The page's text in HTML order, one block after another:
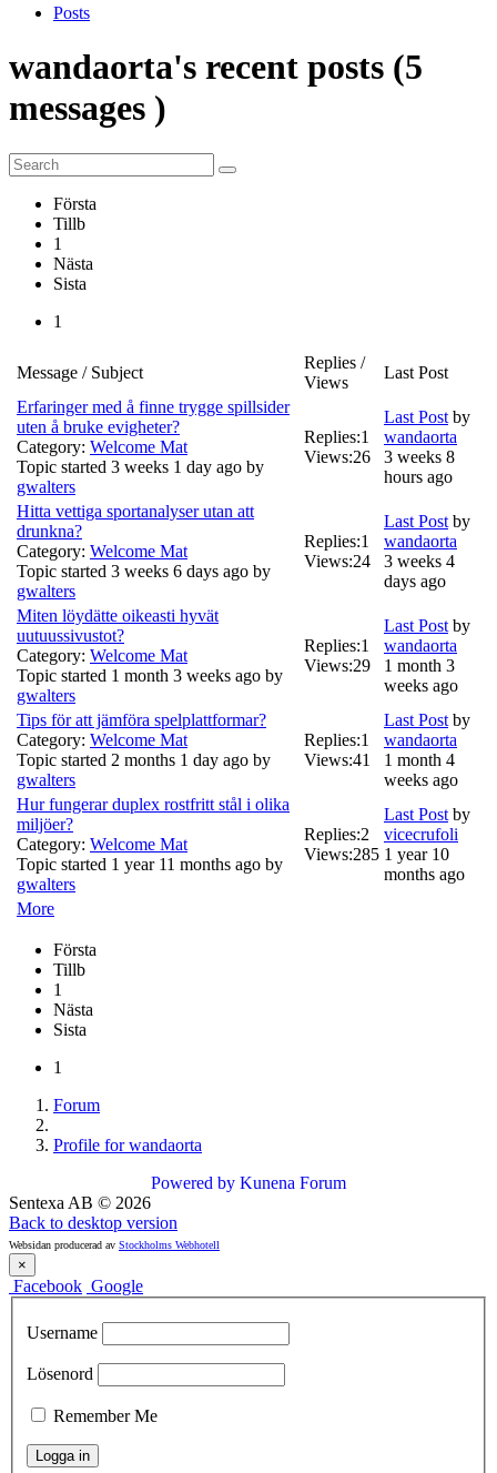
Posts
wandaorta's recent posts (5
messages )
Första
Tillb
1
Nästa
Sista
1
Message / Subject
Replies /
Views
Last Post
More
Erfaringer med å finne trygge spillsider
uten å bruke evigheter?
Category: Welcome Mat
Topic started 3 weeks 1 day ago by
gwalters
Replies:1
Views:26
Last Post by
wandaorta
3 weeks 8
hours ago
Hitta vettiga sportanalyser utan att
drunkna?
Category: Welcome Mat
Topic started 3 weeks 6 days ago by
gwalters
Replies:1
Views:24
Last Post by
wandaorta
3 weeks 4
days ago
Miten löydätte oikeasti hyvät
uutuussivustot?
Category: Welcome Mat
Topic started 1 month 3 weeks ago by
gwalters
Replies:1
Views:29
Last Post by
wandaorta
1 month 3
weeks ago
Tips för att jämföra spelplattformar?
Category: Welcome Mat
Topic started 2 months 1 day ago by
gwalters
Replies:1
Views:41
Last Post by
wandaorta
1 month 4
weeks ago
Hur fungerar duplex rostfritt stål i olika
miljöer?
Category: Welcome Mat
Topic started 1 year 11 months ago by
gwalters
Replies:2
Views:285
Last Post by
vicecrufoli
1 year 10
months ago
Första
Tillb
1
Nästa
Sista
1
Forum
Profile for wandaorta
Powered by Kunena Forum
Sentexa AB © 2026
Back to desktop version
Websidan producerad av Stockholms Webhotell
×
Facebook Google
Username
Lösenord
Remember Me